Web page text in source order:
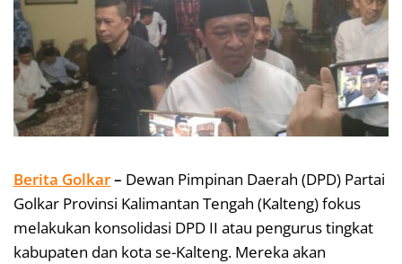
Berita Golkar– Dewan Pimpinan Daerah (DPD) Partai
Golkar Provinsi Kalimantan Tengah (Kalteng) fokus
melakukan konsolidasi DPD II atau pengurus tingkat
kabupaten dan kota se-Kalteng. Mereka akan